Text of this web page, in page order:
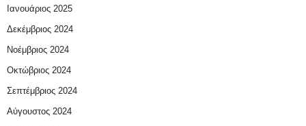
Ιανουάριος 2025
Δεκέμβριος 2024
Νοέμβριος 2024
Οκτώβριος 2024
Σεπτέμβριος 2024
Αύγουστος 2024